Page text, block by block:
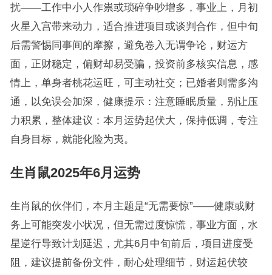
扰——工作中小人作祟或琐碎争吵增多，事业上，月初
火星入宫带来动力，适合推进项目或谈判合作，但中旬
后需警惕同事间的摩擦，避免卷入无谓争论，财运方
面，正财稳定，偏财却易受骗，投资前多核实信息，感
情上，单身者桃花运旺，可主动社交；已婚者则需多沟
通，以免误会加深，健康提示：注意睡眠质量，别让压
力积累，整体建议：本月运势起伏大，保持低调，专注
自身目标，就能化险为夷。
生肖鼠2025年6月运势
生肖鼠的伙伴们，本月主题是“无需要惊”——健康或财
务上可能突发小状况，但无需过度惊慌，事业方面，水
星逆行导致计划延迟，尤其6月中旬前后，项目进度受
阻，建议提前备份文件，耐心处理细节，财运起伏较